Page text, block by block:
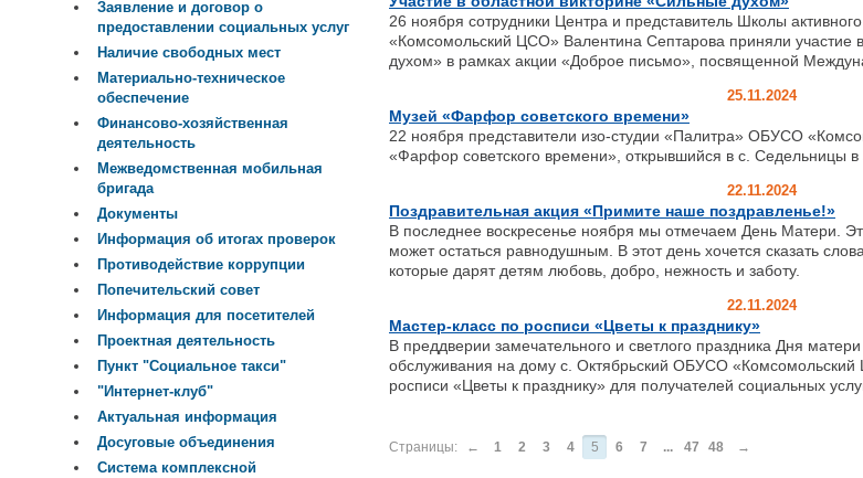
26 ноября сотрудники Центра и представитель Школы
«Комсомольский ЦСО» Валентина Септарова приняли участие
духом» в рамках акции «Доброе письмо», посвященной
25.11.2024
Музей «Фарфор советского времени»
22 ноября представители изо-студии «Палитра» ОБУСО
«Фарфор советского времени», открывшийся в с. Седельницы в
22.11.2024
Поздравительная акция «Примите наше поздравленье!»
В последнее воскресенье ноября мы отмечаем День Матери.
может остаться равнодушным. В этот день хочется сказать
которые дарят детям любовь, добро, нежность и заботу.
22.11.2024
Мастер-класс по росписи «Цветы к празднику»
В преддверии замечательного и светлого праздника Дня
обслуживания на дому с. Октябрьский ОБУСО
росписи «Цветы к празднику» для получателей социальных
Страницы: ← 1 2 3 4 5 6 7 ... 47 48 →
Заявление и договор о
предоставлении социальных услуг
Наличие свободных мест
Материально-техническое
обеспечение
Финансово-хозяйственная
деятельность
Межведомственная мобильная
бригада
Документы
Информация об итогах проверок
Противодействие коррупции
Попечительский совет
Информация для посетителей
Проектная деятельность
Пункт "Социальное такси"
"Интернет-клуб"
Актуальная информация
Досуговые объединения
Система комплексной